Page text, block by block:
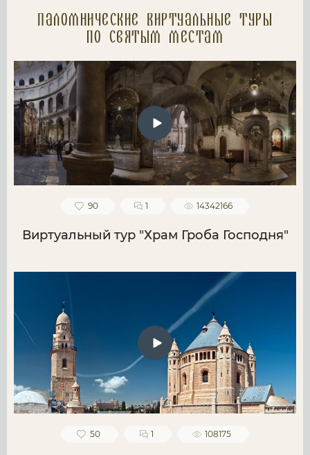
Паломнические Виртуальные туры
по святым местам
90 1 14342166
Виртуальный тур "Храм Гроба Господня"
50 1 108175